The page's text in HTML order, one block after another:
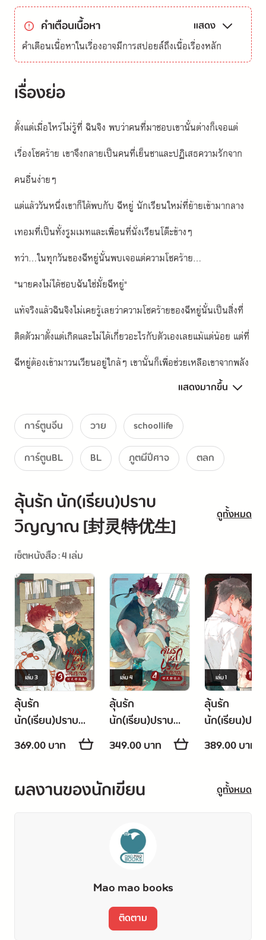
คำเตือนเนื้อหา แสดง
คำเตือนเนื้อหาในเรื่องอาจมีการสปอยล์ถึงเนื้อเรื่องหลัก
เรื่องย่อ
ตั้งแต่เมื่อไหร่ไม่รู้ที่ ฉินจิง พบว่าคนที่มาชอบเขานั้นต่างก็เจอแต่
เรื่องโชคร้าย เขาจึงกลายเป็นคนที่เย็นชาและปฏิเสธความรักจาก
คนอื่นง่ายๆ
แต่แล้ววันหนึ่งเขาก็ได้พบกับ ฉีหยู่ นักเรียนใหม่ที่ย้ายเข้ามากลาง
เทอมที่เป็นทั้งรูมเมทและเพื่อนที่นั่งเรียนโต๊ะข้างๆ
ทว่า…ในทุกวันของฉีหยู่นั้นพบเจอแต่ความโชคร้าย…
"นายคงไม่ได้ชอบฉันใช่มั้ยฉีหยู่"
แท้จริงแล้วฉินจิงไม่เคยรู้เลยว่าความโชคร้ายของฉีหยู่นั้นเป็นสิ่งที่
ติดตัวมาตั้งแต่เกิดและไม่ได้เกี่ยวอะไรกับตัวเองเลยแม้แต่น้อย แต่ที่
ฉีหยู่ต้องเข้ามาวนเวียนอยู่ใกล้ๆ เขานั้นก็เพื่อช่วยเหลือเขาจากพลัง
"กลิ่นพลังด้านมืดบนตัวนายมันเหม็นซะยิ่งกว่ากลิ่นห้องน้ำซะอีกนะ
ฉินจิง นี่นายไปโดนอะไรมากันแน่ ฉันจะต้องช่วยนายเพื่อต่ออายุขัย
ให้ตัวเองให้ได้"
แสดงมากขึ้น
การ์ตูนจีน วาย
schoollife
การ์ตูนBL
BL ภูตผีปีศาจ ตลก
ลุ้นรัก นัก(เรียน)ปราบ
วิญญาณ [封灵特优生] ดูทั้งหมด
เซ็ตหนังสือ : 4 เล่ม
เล่ม3
ลุ้นรัก
นัก(เรียน)ปราบ
วิญญาณ [封灵特
优生] เล่ม 3
369.00 บาท
เล่ม4
ลุ้นรัก
นัก(เรียน)ปราบ
วิญญาณ [封灵特
优生] เล่ม 4 (จบ)
349.00 บาท
เล่ม1
ลุ้นรัก
นัก(เรียน)ปร
วิญญาณ [封
优生] เล่ม 1
389.00 บาท
ผลงานของนักเขียน ดูทั้งหมด
Mao mao books
ติดตาม